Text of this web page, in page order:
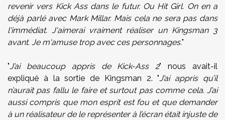
revenir vers Kick Ass dans le futur. Ou Hit Girl. On en a
déjà parlé avec Mark Millar. Mais cela ne sera pas dans
l'immédiat. J'aimerai vraiment réaliser un Kingsman 3
avant. Je m'amuse trop avec ces personnages."
"J’ai beaucoup appris de Kick-Ass 2" nous avait-il
expliqué à la sortie de Kingsman 2. "J’ai appris qu’il
n’aurait pas fallu le faire et surtout pas comme cela. J’ai
aussi compris que mon esprit est fou et que demander
à un réalisateur de le représenter à l’écran était injuste de